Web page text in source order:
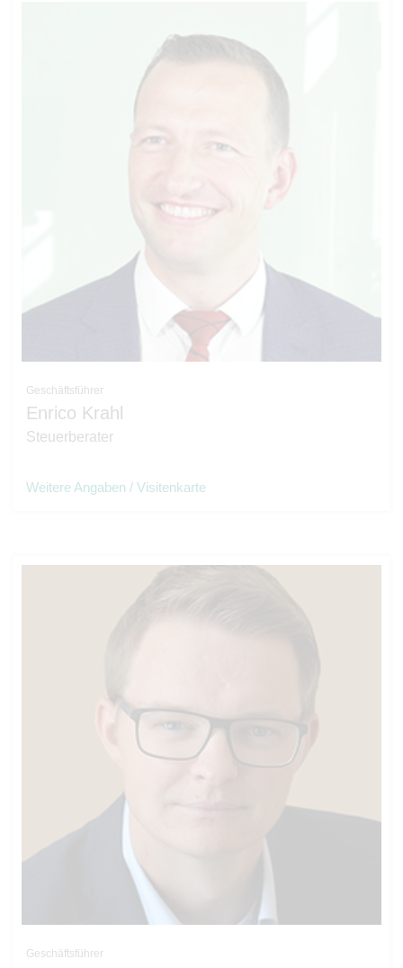
Geschäftsführer
Enrico Krahl
Steuerberater
Weitere Angaben / Visitenkarte
Geschäftsführer